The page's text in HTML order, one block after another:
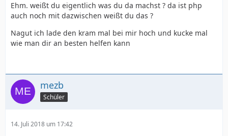
Ehm. weißt du eigentlich was du da machst ? da ist php
auch noch mit dazwischen weißt du das ?
Nagut ich lade den kram mal bei mir hoch und kucke mal
wie man dir an besten helfen kann
mezb
Schüler
14. Juli 2018 um 17:42